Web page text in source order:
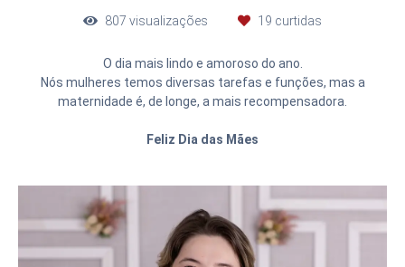
807 visualizações 19 curtidas
O dia mais lindo e amoroso do ano.
Nós mulheres temos diversas tarefas e funções, mas a
maternidade é, de longe, a mais recompensadora.
Feliz Dia das Mães